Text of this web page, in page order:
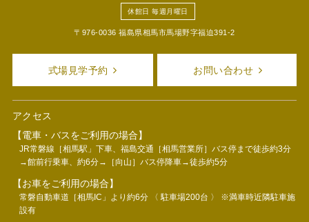
休館日 毎週月曜日
〒976-0036 福島県相馬市馬場野字福迫391-2
式場見学予約 お問い合わせ
アクセス
【電車・バスをご利用の場合】
JR常磐線［相馬駅」下車、福島交通［相馬営業所］バス停まで徒歩約3分
→館前行乗車、約6分→［向山］バス停降車→徒歩約5分
【お車をご利用の場合】
常磐自動車道［相馬IC」より約6分 〈 駐車場200台 〉 ※満車時近隣駐車施
設有